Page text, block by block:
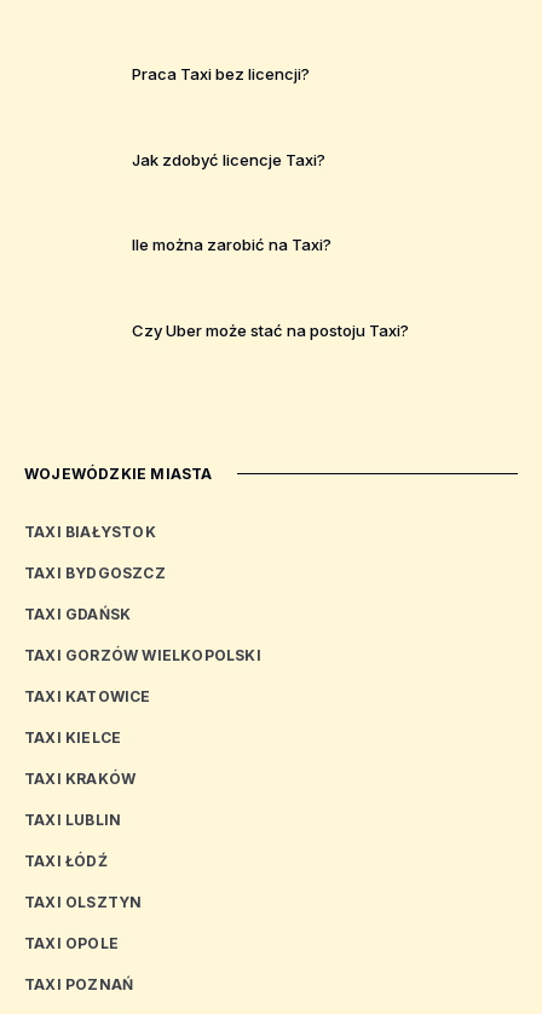
Praca Taxi bez licencji?
Jak zdobyć licencje Taxi?
Ile można zarobić na Taxi?
Czy Uber może stać na postoju Taxi?
WOJEWÓDZKIE MIASTA
TAXI BIAŁYSTOK
TAXI BYDGOSZCZ
TAXI GDAŃSK
TAXI GORZÓW WIELKOPOLSKI
TAXI KATOWICE
TAXI KIELCE
TAXI KRAKÓW
TAXI LUBLIN
TAXI ŁÓDŹ
TAXI OLSZTYN
TAXI OPOLE
TAXI POZNAŃ